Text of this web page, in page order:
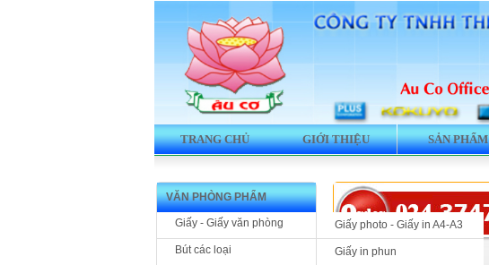
TRANG CHỦ GIỚI THIỆU SẢN PHẨM
VĂN PHÒNG PHẨM
Giấy - Giấy văn phòng Giấy photo - Giấy in A4-A3
Giấy in phun
Bút các loại